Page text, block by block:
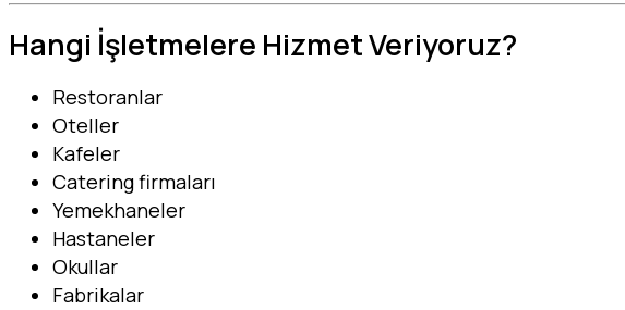
Hangi İşletmelere Hizmet Veriyoruz?
Restoranlar
Oteller
Kafeler
Catering firmaları
Yemekhaneler
Hastaneler
Okullar
Fabrikalar